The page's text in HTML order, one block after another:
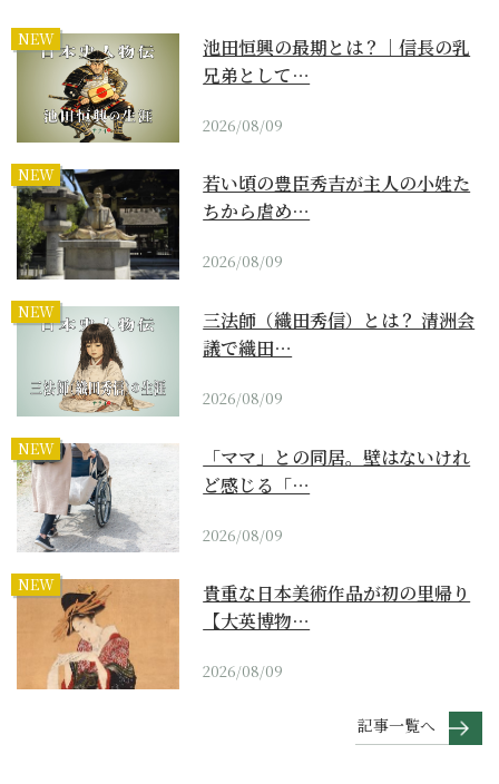
NEW
池田恒興の最期とは？｜信長の乳
兄弟として…
2026/08/09
NEW
若い頃の豊臣秀吉が主人の小姓た
ちから虐め…
2026/08/09
NEW
三法師（織田秀信）とは？ 清洲会
議で織田…
2026/08/09
NEW
「ママ」との同居。壁はないけれ
ど感じる「…
2026/08/09
NEW
貴重な日本美術作品が初の里帰り
【大英博物…
2026/08/09
記事一覧へ